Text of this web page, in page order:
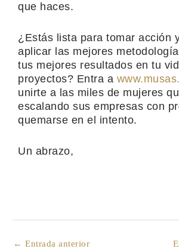
que haces.
¿Estás lista para tomar acción
aplicar las mejores
tus mejores resultados en tu
proyectos? Entra a
unirte a las miles de mujeres
escalando sus empresas con
quemarse en el intento.
Un abrazo,
← Entrada anterior